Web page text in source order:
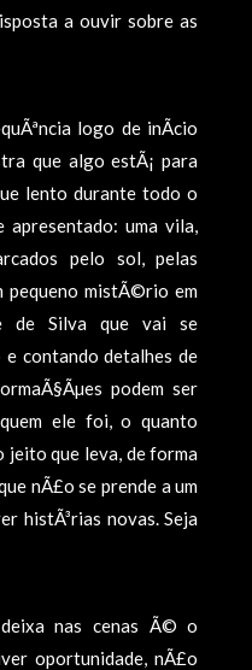
a ouvir sobre as
logo de inÃ­cio
que algo estÃ¡ para
lento durante todo o
apresentado: uma vila,
pelo sol, pelas
pequeno mistÃ©rio em
de Silva que vai se
contando detalhes de
podem ser
ele foi, o quanto
jeito que leva, de forma
nÃ£o se prende a um
histÃ³rias novas. Seja
nas cenas Ã© o
oportunidade, nÃ£o